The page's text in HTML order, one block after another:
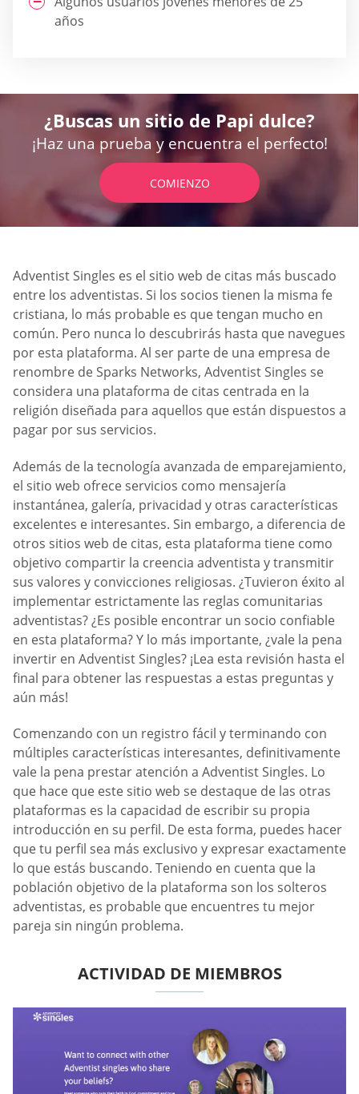
años
¿Buscas un sitio de Papi dulce?
¡Haz una prueba y encuentra el perfecto!
COMIENZO
Adventist Singles es el sitio web de citas más buscado
entre los adventistas. Si los socios tienen la misma fe
cristiana, lo más probable es que tengan mucho en
común. Pero nunca lo descubrirás hasta que navegues
por esta plataforma. Al ser parte de una empresa de
renombre de Sparks Networks, Adventist Singles se
considera una plataforma de citas centrada en la
religión diseñada para aquellos que están dispuestos a
pagar por sus servicios.
Además de la tecnología avanzada de emparejamiento,
el sitio web ofrece servicios como mensajería
instantánea, galería, privacidad y otras características
excelentes e interesantes. Sin embargo, a diferencia de
otros sitios web de citas, esta plataforma tiene como
objetivo compartir la creencia adventista y transmitir
sus valores y convicciones religiosas. ¿Tuvieron éxito al
implementar estrictamente las reglas comunitarias
adventistas? ¿Es posible encontrar un socio confiable
en esta plataforma? Y lo más importante, ¿vale la pena
invertir en Adventist Singles? ¡Lea esta revisión hasta el
final para obtener las respuestas a estas preguntas y
aún más!
Comenzando con un registro fácil y terminando con
múltiples características interesantes, definitivamente
vale la pena prestar atención a Adventist Singles. Lo
que hace que este sitio web se destaque de las otras
plataformas es la capacidad de escribir su propia
introducción en su perfil. De esta forma, puedes hacer
que tu perfil sea más exclusivo y expresar exactamente
lo que estás buscando. Teniendo en cuenta que la
población objetivo de la plataforma son los solteros
adventistas, es probable que encuentres tu mejor
pareja sin ningún problema.
ACTIVIDAD DE MIEMBROS